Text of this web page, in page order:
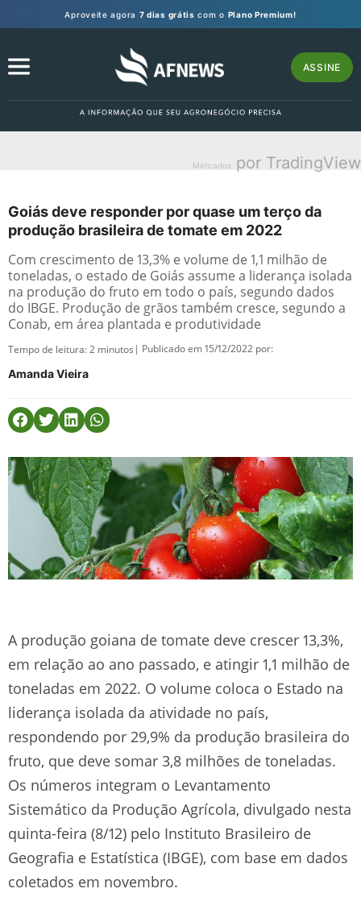
Aproveite agora 7 dias grátis com o Plano Premium!
ASSINE
Mercados por TradingView
Goiás deve responder por quase um terço da
produção brasileira de tomate em 2022
Com crescimento de 13,3% e volume de 1,1 milhão de
toneladas, o estado de Goiás assume a liderança isolada
na produção do fruto em todo o país, segundo dados
do IBGE. Produção de grãos também cresce, segundo a
Conab, em área plantada e produtividade
Tempo de leitura:2 minutos | Publicado em 15/12/2022 por:
Amanda Vieira
A produção goiana de tomate deve crescer 13,3%,
em relação ao ano passado, e atingir 1,1 milhão de
toneladas em 2022. O volume coloca o Estado na
liderança isolada da atividade no país,
respondendo por 29,9% da produção brasileira do
fruto, que deve somar 3,8 milhões de toneladas.
Os números integram o Levantamento
Sistemático da Produção Agrícola, divulgado nesta
quinta-feira (8/12) pelo Instituto Brasileiro de
Geografia e Estatística (IBGE), com base em dados
coletados em novembro.